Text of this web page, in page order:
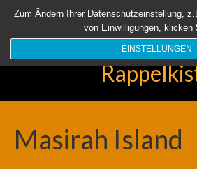
Startseite Aktuell Über uns Unsere
Suchen
Masirah Island
Zum Ändern Ihrer Datenschutzeinstellung,
von Einwilligungen, klicken
EINSTELLUNGEN